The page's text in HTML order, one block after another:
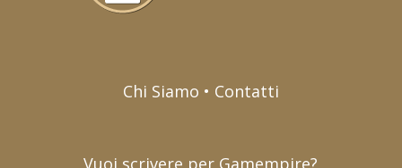
Chi Siamo • Contatti